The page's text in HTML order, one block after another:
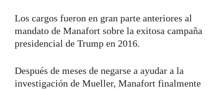
Los cargos fueron en gran parte anteriores al
mandato de Manafort sobre la exitosa campaña
presidencial de Trump en 2016.
Después de meses de negarse a ayudar a la
investigación de Mueller, Manafort finalmente